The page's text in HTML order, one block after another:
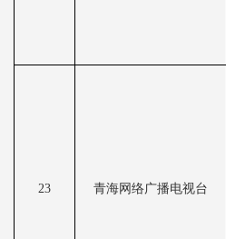
23 青海网络广播电视台